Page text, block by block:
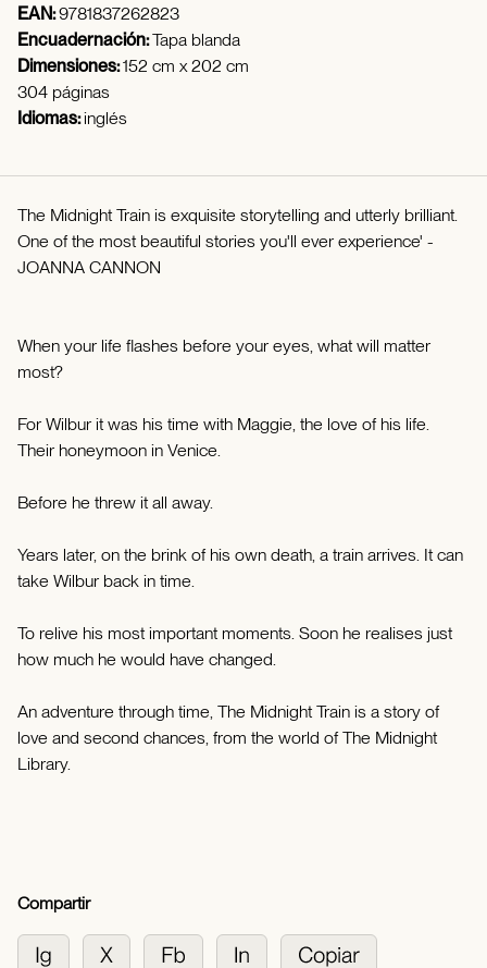
EAN:9781837262823
Encuadernación:Tapa blanda
Dimensiones:152 cm x 202 cm
304 páginas
Idiomas:inglés
The Midnight Train is exquisite storytelling and utterly brilliant.
One of the most beautiful stories you'll ever experience' -
JOANNA CANNON
When your life flashes before your eyes, what will matter
most?
For Wilbur it was his time with Maggie, the love of his life.
Their honeymoon in Venice.
Before he threw it all away.
Years later, on the brink of his own death, a train arrives. It can
take Wilbur back in time.
To relive his most important moments. Soon he realises just
how much he would have changed.
An adventure through time, The Midnight Train is a story of
love and second chances, from the world of The Midnight
Library.
Compartir